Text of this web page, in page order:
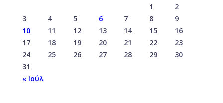
1
2
3
4 5 6 7 8
9
10
11 12 13 14 15
16
17
18 19 20 21 22
23
24
25 26 27 28 29
30
31
« Ιούλ